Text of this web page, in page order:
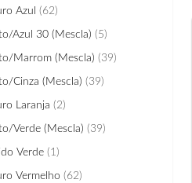
Azul (62)
Azul 30 (Mescla) (5)
Marrom (Mescla) (39)
Cinza (Mescla) (39)
Laranja (2)
Verde (Mescla) (39)
Verde (1)
Vermelho (62)